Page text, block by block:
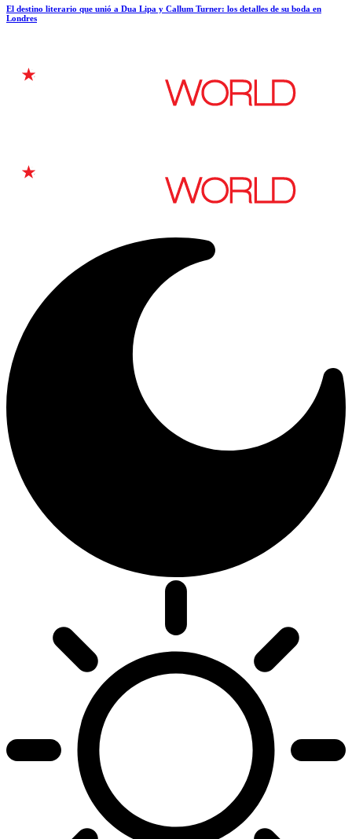
El destino literario que unió a Dua Lipa y Callum Turner: los detalles de su boda en
Londres